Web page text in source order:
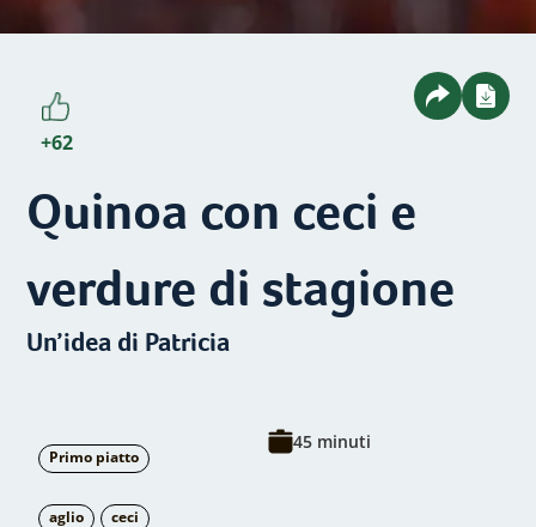
+62
Quinoa con ceci e
verdure di stagione
Un’idea di Patricia
Primo piatto
aglio
ceci
45 minuti